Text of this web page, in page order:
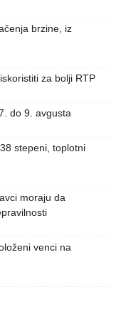
brzine, iz
za bolji RTP
do 9. avgusta
stepeni, toplotni
moraju da
venci na